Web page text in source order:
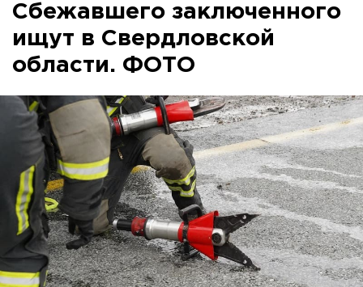
Сбежавшего заключенного
ищут в Свердловской
области. ФОТО